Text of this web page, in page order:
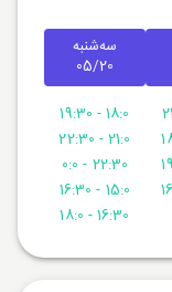
سه‌شنبه
05/20
18:0 - 19:30
21:0 - 22:30
22:30 - 0:0
15:0 - 16:30
16:30 - 18:0